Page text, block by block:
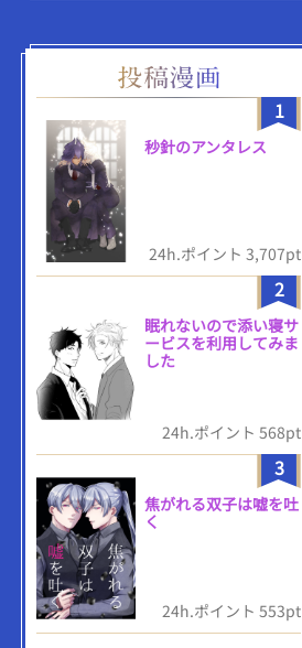
1
秒針のアンタレス
24h.ポイント 3,707pt
2
眠れないので添い寝サ
ービスを利用してみま
した
24h.ポイント 568pt
3
焦がれる双子は嘘を吐
く
24h.ポイント 553pt